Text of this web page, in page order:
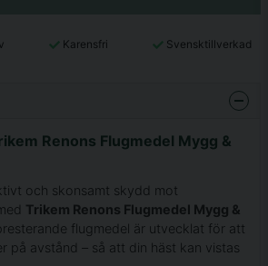
Karensfri Svensktillverkad
Renons Flugmedel Mygg &
och skonsamt skydd mot
Trikem Renons Flugmedel Mygg &
flugmedel är utvecklat för att
på avstånd – så att din häst kan vistas